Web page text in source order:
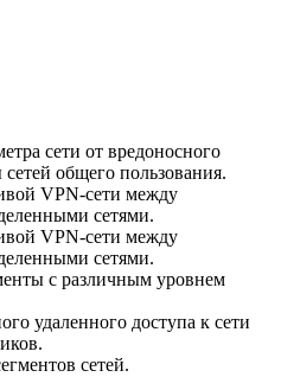
сети от вредоносного
общего пользования.
VPN-сети между
сетями.
VPN-сети между
сетями.
с различным уровнем
удаленного доступа к сети
сетей.